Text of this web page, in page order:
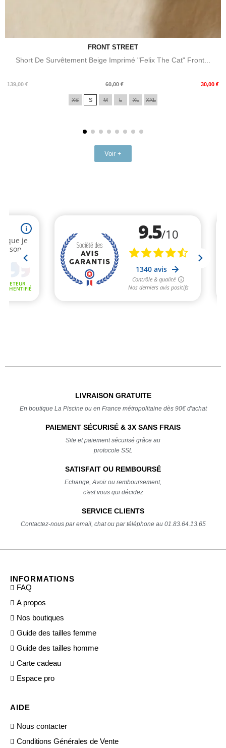
FRONT STREET
Short De Survêtement Beige Imprimé "Felix The Cat" Front...
139,00 €
Prix
60,00 € 30,00 €
Prix
XS S M L XL XXL
Voir +
LIVRAISON GRATUITE
En boutique La Piscine ou en France métropolitaine dès 90€ d'achat
PAIEMENT SÉCURISÉ & 3X SANS FRAIS
Site et paiement sécurisé grâce au
protocole SSL
SATISFAIT OU REMBOURSÉ
Echange, Avoir ou remboursement,
c'est vous qui décidez
SERVICE CLIENTS
Contactez-nous par email, chat ou par téléphone au 01.83.64.13.65
INFORMATIONS
FAQ
A propos
Nos boutiques
Guide des tailles femme
Guide des tailles homme
Carte cadeau
Espace pro
AIDE
Nous contacter
Conditions Générales de Vente